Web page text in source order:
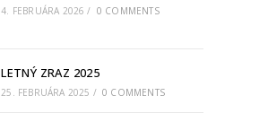
4. FEBRUÁRA 2026 / 0 COMMENTS
LETNÝ ZRAZ 2025
25. FEBRUÁRA 2025 / 0 COMMENTS